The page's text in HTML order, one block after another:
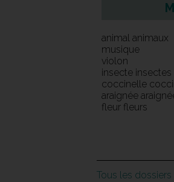
animal animaux
musique
violon
insecte insectes
coccinelle
araignée
fleur fleurs
Tous les dossiers